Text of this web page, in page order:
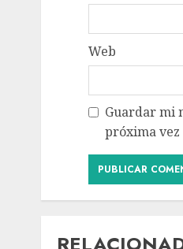
Web
Guardar mi
próxima vez